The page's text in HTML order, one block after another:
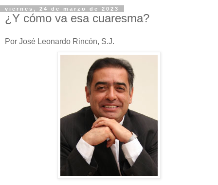
viernes, 24 de marzo de 2023
¿Y cómo va esa cuaresma?
Por José Leonardo Rincón, S.J.